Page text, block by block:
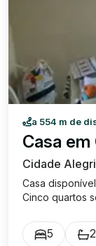
a 554 m de
Casa em
Cidade
Casa
Cinco quartos
Pequeno
quintal com
5 2